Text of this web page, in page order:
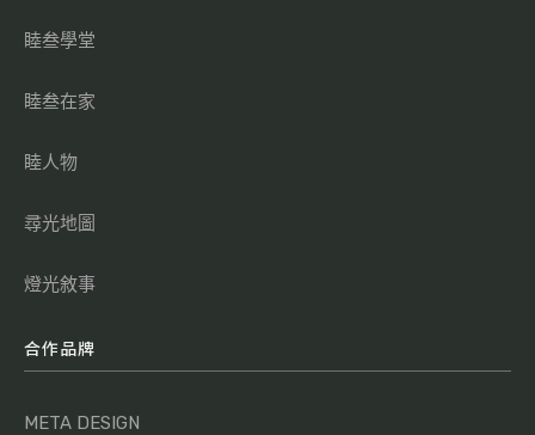
睦叁學堂
睦叁在家
睦人物
尋光地圖
燈光敘事
合作品牌
META DESIGN